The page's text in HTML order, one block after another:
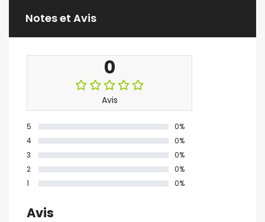
Notes et Avis
0
Avis
5
0%
4
0%
3
0%
2
0%
1
0%
Avis